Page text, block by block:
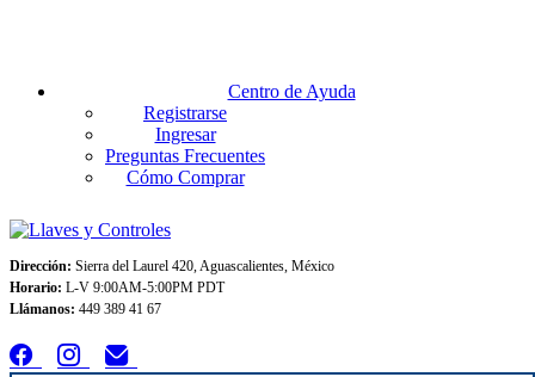
Centro de Ayuda
Registrarse
Ingresar
Preguntas Frecuentes
Cómo Comprar
Dirección: Sierra del Laurel 420, Aguascalientes, México
Horario: L-V 9:00AM-5:00PM PDT
Llámanos: 449 389 41 67